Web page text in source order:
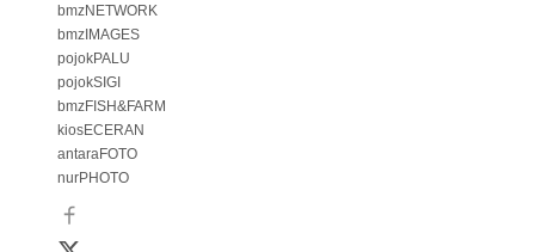
bmzNETWORK
bmzIMAGES
pojokPALU
pojokSIGI
bmzFISH&FARM
kiosECERAN
antaraFOTO
nurPHOTO